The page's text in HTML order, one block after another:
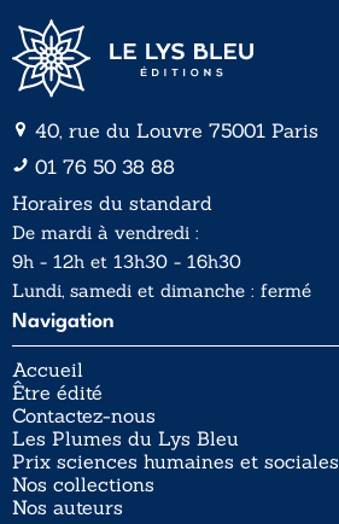
40, rue du Louvre 75001 Paris
01 76 50 38 88
Horaires du standard
De mardi à vendredi :
9h - 12h et 13h30 - 16h30
Lundi, samedi et dimanche : fermé
Navigation
Accueil
Être édité
Contactez-nous
Les Plumes du Lys Bleu
Prix sciences humaines et sociales
Nos collections
Nos auteurs